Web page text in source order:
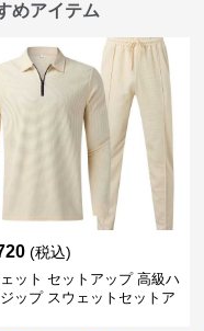
めアイテム
(税込)
ット セットアップ 高級ハ
ップ スウェットセットア